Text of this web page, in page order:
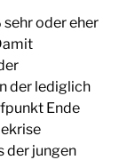
sehr oder eher
der lediglich
Ende
der jungen